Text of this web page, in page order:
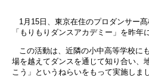
1月15日、東京在住のプロダンサー髙
「もりもりダンスアカデミー」を昨年
この活動は、近隣の小中高等学校に
場を越えてダンスを通じて知り合い、
こう」というねらいをもって実施しま